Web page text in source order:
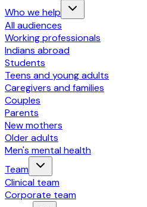
Who we help
All audiences
Working professionals
Indians abroad
Students
Teens and young adults
Caregivers and families
Couples
Parents
New mothers
Older adults
Men's mental health
Team
Clinical team
Corporate team